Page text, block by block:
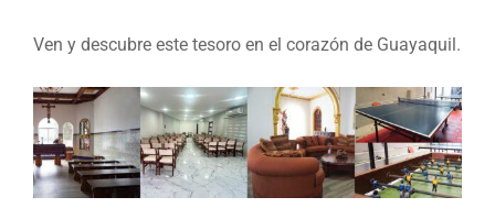
Ven y descubre este tesoro en el corazón de Guayaquil.